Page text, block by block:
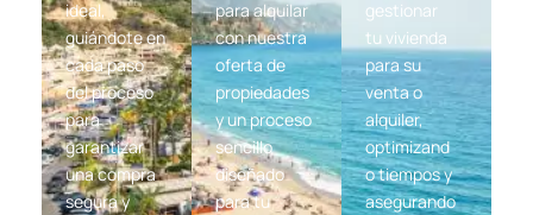
ideal,
guiándote en
cada paso
del proceso
para
garantizar
una compra
segura y
para alquilar
con nuestra
oferta de
propiedades
y un proceso
sencillo
diseñado
para tu
gestionar
tu vivienda
para su
venta o
alquiler,
optimizand
o tiempos y
asegurando